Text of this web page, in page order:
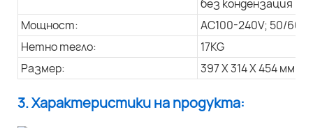
без кондензация
Мощност:
AC100-240V; 50/
Нетно тегло:
17KG
Размер:
397 X 314 X 454 мм
3. Характеристики на продукта: